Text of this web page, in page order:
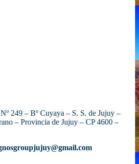
249 – Bº Cuyaya – S. S. de Jujuy –
– Provincia de Jujuy – CP 4600 –